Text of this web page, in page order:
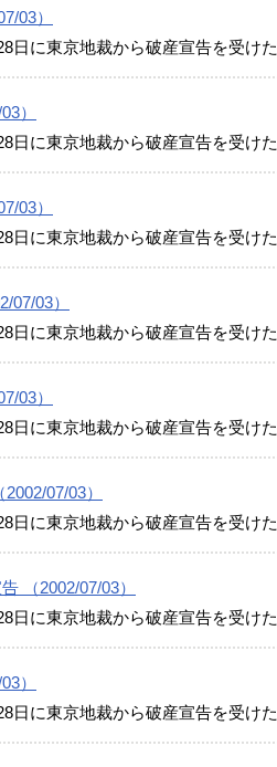
03）
日に東京地裁から破産宣告を受けた
）
日に東京地裁から破産宣告を受けた
03）
日に東京地裁から破産宣告を受けた
03）
日に東京地裁から破産宣告を受けた
03）
日に東京地裁から破産宣告を受けた
07/03）
日に東京地裁から破産宣告を受けた
（2002/07/03）
日に東京地裁から破産宣告を受けた
）
日に東京地裁から破産宣告を受けた